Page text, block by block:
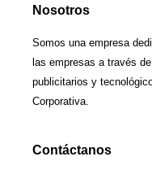
Nosotros
Somos una empresa
las empresas a través
publicitarios y
Corporativa.
Contáctanos​